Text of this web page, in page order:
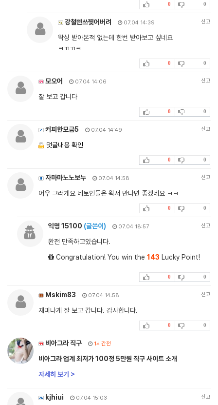
0 0
강철빤쓰찢어버려 07.04 14:39 신고
왁싱 받아본적 없는데 한번 받아보고 싶네요
ㅋㄲㄲㅋ
0 0
모오어 07.04 14:06 신고
잘 보고 갑니다
0 0
커피한모금5 07.04 14:49 신고
댓글내용 확인
0 0
자마마노노보누 07.04 14:58 신고
어우 그러게요 네토인들은 왁서 만나면 좋겠네요 ㅋㅋ
0 0
익명 15100 (글쓴이) 07.04 18:57 신고
완전 만족하고있습니다.
Congratulation! You win the 143 Lucky Point!
0 0
Mskim83 07.04 14:58 신고
재미나게 잘 보고 갑니다. 감사합니다.
0 0
비아그라 직구 1시간전
비아그라 업계 최저가 100정 5만원 직구 사이트 소개
자세히 보기 >
kjhiui 07.04 15:03 신고